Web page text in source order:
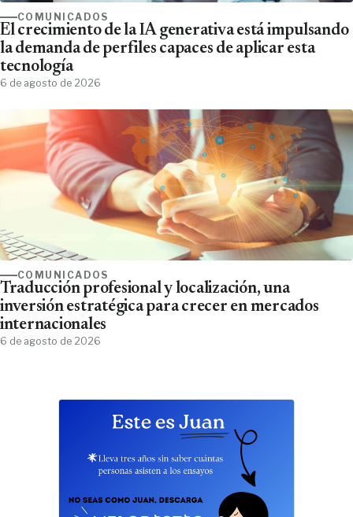
COMUNICADOS
El crecimiento de la IA generativa está impulsando
la demanda de perfiles capaces de aplicar esta
tecnología
6 de agosto de 2026
COMUNICADOS
Traducción profesional y localización, una
inversión estratégica para crecer en mercados
internacionales
6 de agosto de 2026